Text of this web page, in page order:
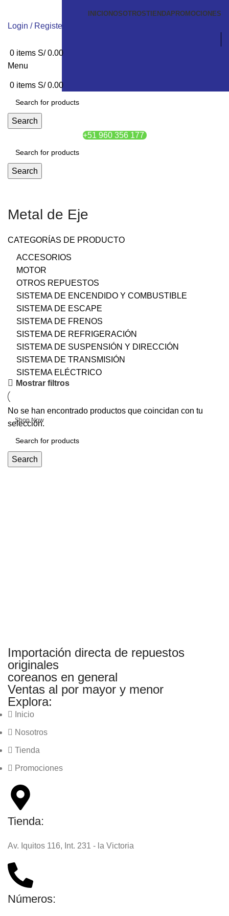
INICIONOSOTROSTIENDA PROMOCIONES
Login / Register
0 items S/0.00
Menu
0 items S/0.00
Search
+51 960 356 177
Search
Metal de Eje
CATEGORÍAS DE PRODUCTO
ACCESORIOS
MOTOR
OTROS REPUESTOS
SISTEMA DE ENCENDIDO Y COMBUSTIBLE
SISTEMA DE ESCAPE
SISTEMA DE FRENOS
SISTEMA DE REFRIGERACIÓN
SISTEMA DE SUSPENSIÓN Y DIRECCIÓN
SISTEMA DE TRANSMISIÓN
SISTEMA ELÉCTRICO
Upholstered chair
Discount 10%
Shop Now
Mostrar filtros
No se han encontrado productos que coincidan con tu
selección.
Search
Importación directa de repuestos
originales
coreanos en general
Ventas al por mayor y menor
Explora:
Inicio
Nosotros
Tienda
Promociones
Tienda:
Av. Iquitos 116, Int. 231 - la Victoria
Números: